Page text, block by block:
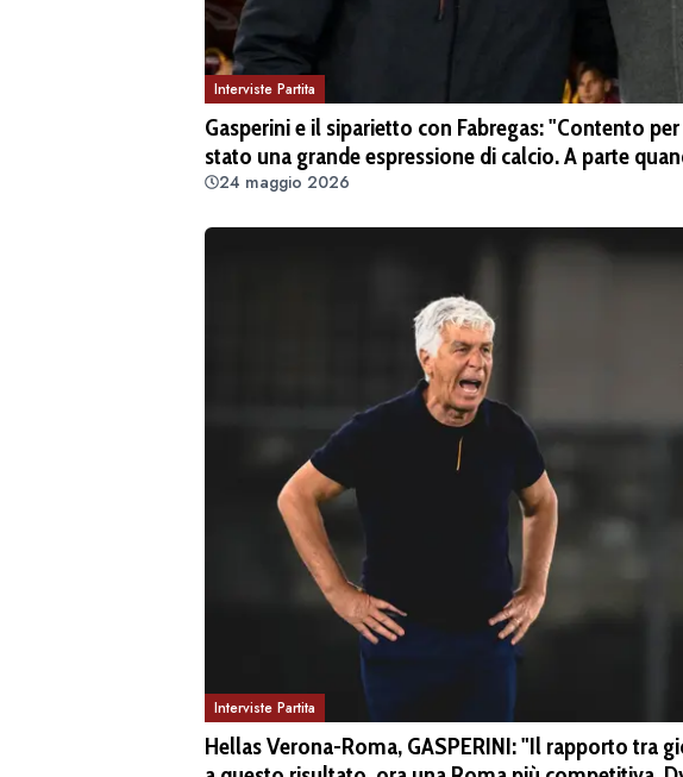
Interviste Partita
Gasperini e il siparietto con Fabregas: "Contento
stato una grande espressione di calcio. A parte
24 maggio 2026
Interviste Partita
Hellas Verona-Roma, GASPERINI: "Il rapporto tra